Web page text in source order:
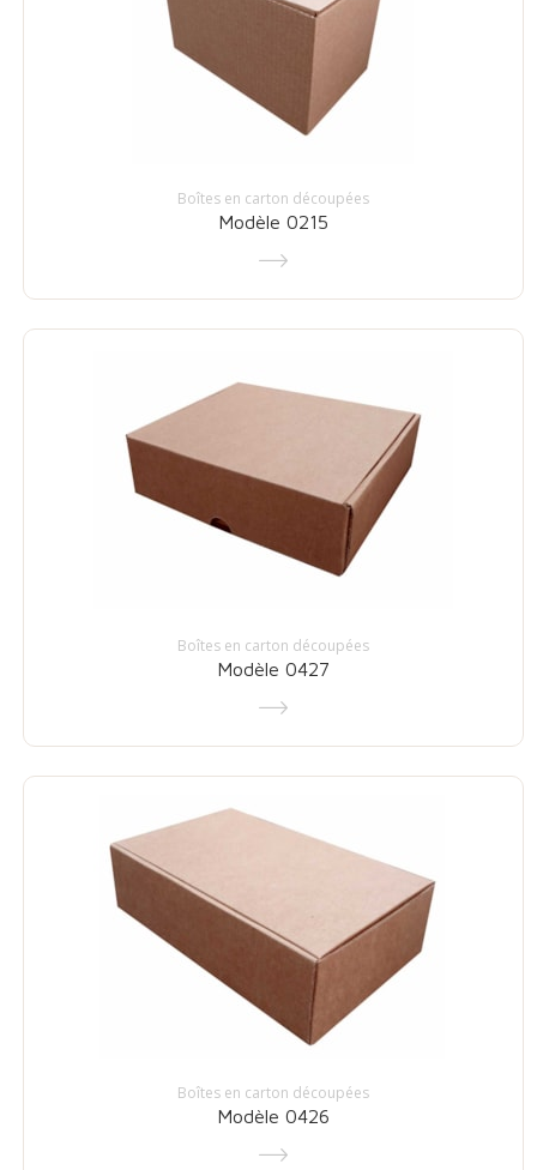
Boîtes en carton découpées
Modèle 0215
Boîtes en carton découpées
Modèle 0427
Boîtes en carton découpées
Modèle 0426